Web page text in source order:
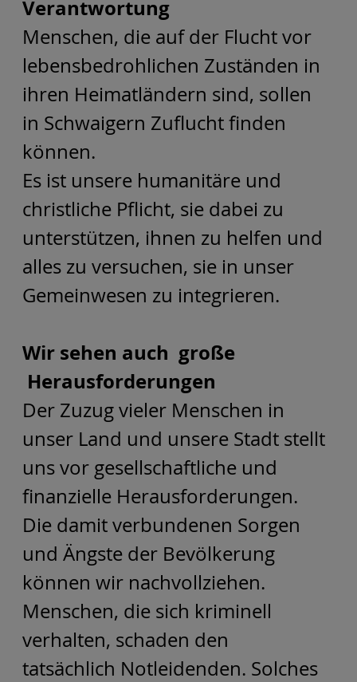
Verantwortung
Menschen, die auf der Flucht vor
lebensbedrohlichen Zuständen in
ihren Heimatländern sind, sollen
in Schwaigern Zuflucht finden
können.
Es ist unsere humanitäre und
christliche Pflicht, sie dabei zu
unterstützen, ihnen zu helfen und
alles zu versuchen, sie in unser
Gemeinwesen zu integrieren.
Wir sehen auch große
Herausforderungen
Der Zuzug vieler Menschen in
unser Land und unsere Stadt stellt
uns vor gesellschaftliche und
finanzielle Herausforderungen.
Die damit verbundenen Sorgen
und Ängste der Bevölkerung
können wir nachvollziehen.
Menschen, die sich kriminell
verhalten, schaden den
tatsächlich Notleidenden. Solches